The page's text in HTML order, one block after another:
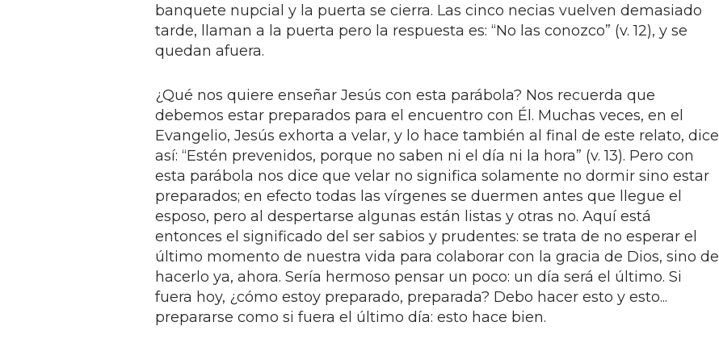
banquete nupcial y la puerta se cierra. Las cinco necias vuelven demasiado
tarde, llaman a la puerta pero la respuesta es: “No las conozco” (v. 12), y se
quedan afuera.
¿Qué nos quiere enseñar Jesús con esta parábola? Nos recuerda que
debemos estar preparados para el encuentro con Él. Muchas veces, en el
Evangelio, Jesús exhorta a velar, y lo hace también al final de este relato, dice
así: “Estén prevenidos, porque no saben ni el día ni la hora” (v. 13). Pero con
esta parábola nos dice que velar no significa solamente no dormir sino estar
preparados; en efecto todas las vírgenes se duermen antes que llegue el
esposo, pero al despertarse algunas están listas y otras no. Aquí está
entonces el significado del ser sabios y prudentes: se trata de no esperar el
último momento de nuestra vida para colaborar con la gracia de Dios, sino de
hacerlo ya, ahora. Sería hermoso pensar un poco: un día será el último. Si
fuera hoy, ¿cómo estoy preparado, preparada? Debo hacer esto y esto...
prepararse como si fuera el último día: esto hace bien.